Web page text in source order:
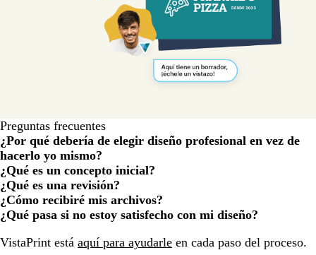
Preguntas frecuentes
¿Por qué debería de elegir diseño profesional en vez de
hacerlo yo mismo?
¿Qué es un concepto inicial?
¿Qué es una revisión?
¿Cómo recibiré mis archivos?
¿Qué pasa si no estoy satisfecho con mi diseño?
VistaPrint está aquí para ayudarle en cada paso del proceso.